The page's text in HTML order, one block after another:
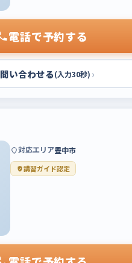
電話で予約する
問い合わせる(入力30秒) ›
対応エリア豊中市
講習ガイド認定